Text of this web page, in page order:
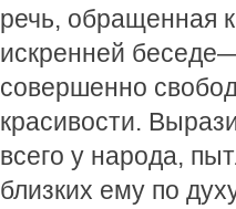
речь, обращенная
искренней
совершенно
красивости.
всего у народа,
близких ему по